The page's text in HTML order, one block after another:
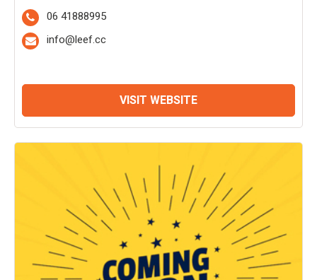
06 41888995
info@leef.cc
VISIT WEBSITE